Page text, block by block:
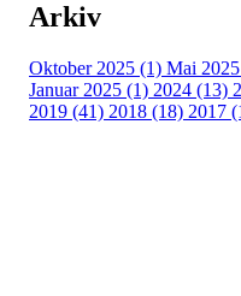
Arkiv
Oktober 2025 (1) Mai
Januar 2025 (1) 2024 (13)
2019 (41) 2018 (18) 2017